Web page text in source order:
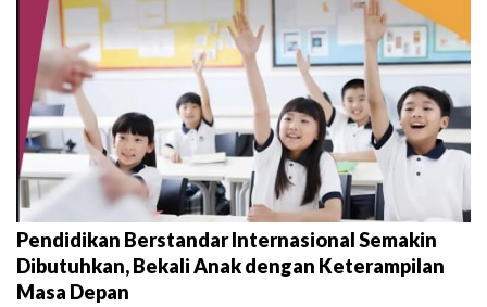
Pendidikan Berstandar Internasional Semakin
Dibutuhkan, Bekali Anak dengan Keterampilan
Masa Depan